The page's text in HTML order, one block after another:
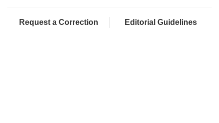
Request a Correction Editorial Guidelines